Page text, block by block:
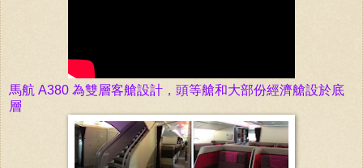
馬航 A380 為雙層客艙設計，頭等艙和大部份經濟艙設於底
層